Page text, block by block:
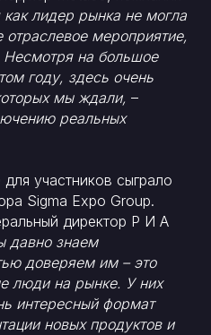
лидер рынка не могла
отраслевое мероприятие,
Несмотря на большое
году, здесь очень
мы ждали, –
реальных
участников сыграло
Sigma Expo Group.
директор Р И А
давно знаем
доверяем им – это
люди на рынке. У них
интересный формат
новых продуктов и